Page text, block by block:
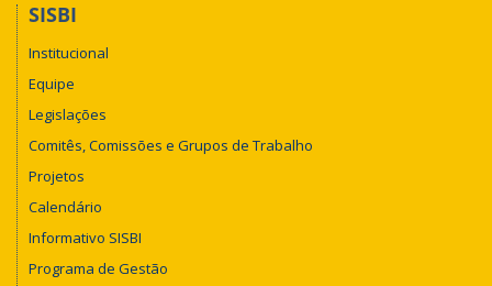
SISBI
Institucional
Equipe
Legislações
Comitês, Comissões e Grupos de Trabalho
Projetos
Calendário
Informativo SISBI
Programa de Gestão